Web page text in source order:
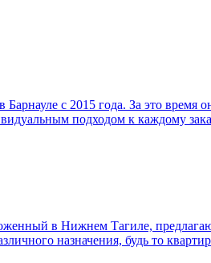
с 2015 года. За это время
подходом к каждому
в Нижнем Тагиле,
назначения, будь то